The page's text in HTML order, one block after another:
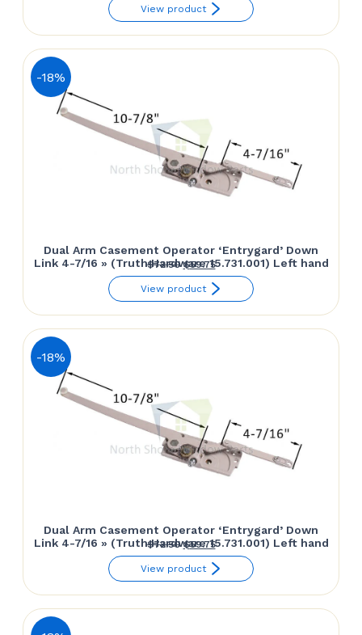
prix
était :
prix
est :
View product
-18%
Dual Arm Casement Operator ‘Entrygard’ Down
Link 4-7/16 » (Truth Hardware 15.731.001) Left hand
$72.50 Le
prix
était :
$59.75Le
prix
est :
View product
-18%
Dual Arm Casement Operator ‘Entrygard’ Down
Link 4-7/16 » (Truth Hardware 15.731.001) Left hand
$72.50 Le
prix
était :
$59.75Le
prix
est :
View product